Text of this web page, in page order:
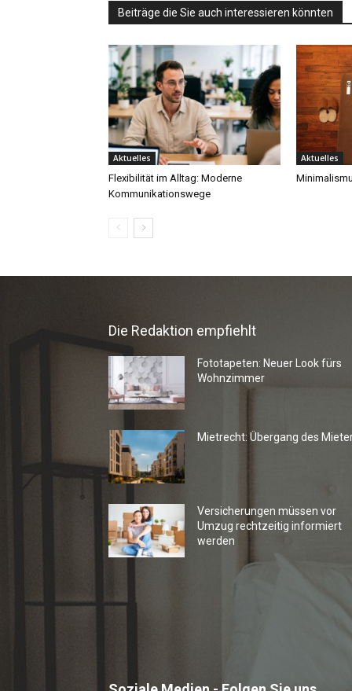
Die Redaktion empfiehlt
Fototapeten: Neuer Look fürs
Wohnzimmer
Mietrecht: Übergang des
Versicherungen müssen vor
Umzug rechtzeitig informiert
werden